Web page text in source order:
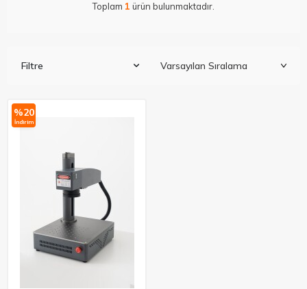
Toplam 1 ürün bulunmaktadır.
Filtre
%20
İndirim